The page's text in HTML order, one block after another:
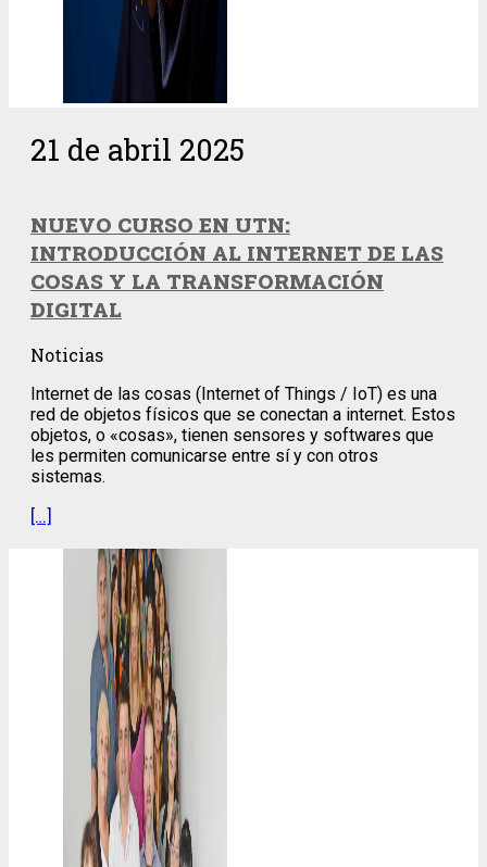
21 de abril 2025
NUEVO CURSO EN UTN:
INTRODUCCIÓN AL INTERNET DE LAS
COSAS Y LA TRANSFORMACIÓN
DIGITAL
Noticias
Internet de las cosas (Internet of Things / IoT) es una
red de objetos físicos que se conectan a internet. Estos
objetos, o «cosas», tienen sensores y softwares que
les permiten comunicarse entre sí y con otros
sistemas.
[…]